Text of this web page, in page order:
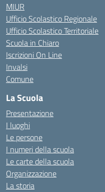
MIUR
Ufficio Scolastico Regionale
Ufficio Scolastico Territoriale
Scuola in Chiaro
Iscrizioni On Line
Invalsi
Comune
La Scuola
Presentazione
I luoghi
Le persone
I numeri della scuola
Le carte della scuola
Organizzazione
La storia